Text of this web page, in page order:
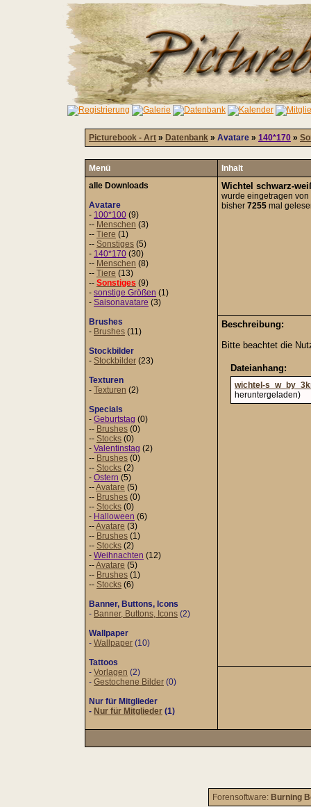
Picturebook - Art » Datenbank » Avatare » 140*170 »
Menü
Inhalt
alle Downloads
Avatare
- 100*100 (9)
-- Menschen (3)
-- Tiere (1)
-- Sonstiges (5)
- 140*170 (30)
-- Menschen (8)
-- Tiere (13)
-- Sonstiges (9)
- sonstige Größen (1)
- Saisonavatare (3)
Brushes
- Brushes (11)
Stockbilder
- Stockbilder (23)
Texturen
- Texturen (2)
Specials
- Geburtstag (0)
-- Brushes (0)
-- Stocks (0)
- Valentinstag (2)
-- Brushes (0)
-- Stocks (2)
- Ostern (5)
--Avatare (5)
-- Brushes (0)
-- Stocks (0)
- Halloween (6)
--Avatare (3)
-- Brushes (1)
-- Stocks (2)
- Weihnachten (12)
--Avatare (5)
-- Brushes (1)
-- Stocks (6)
Banner, Buttons, Icons
- Banner, Buttons, Icons (2)
Wallpaper
- Wallpaper (10)
Tattoos
- Vorlagen (2)
- Gestochene Bilder (0)
Nur für Mitglieder
- Nur für Mitglieder (1)
Wichtel schwarz-
wurde eingetragen von
bisher 7255 mal
Beschreibung:
Bitte beachtet die
Dateianhang:
wichtel-
heruntergeladen)
Forensoftware: Burning